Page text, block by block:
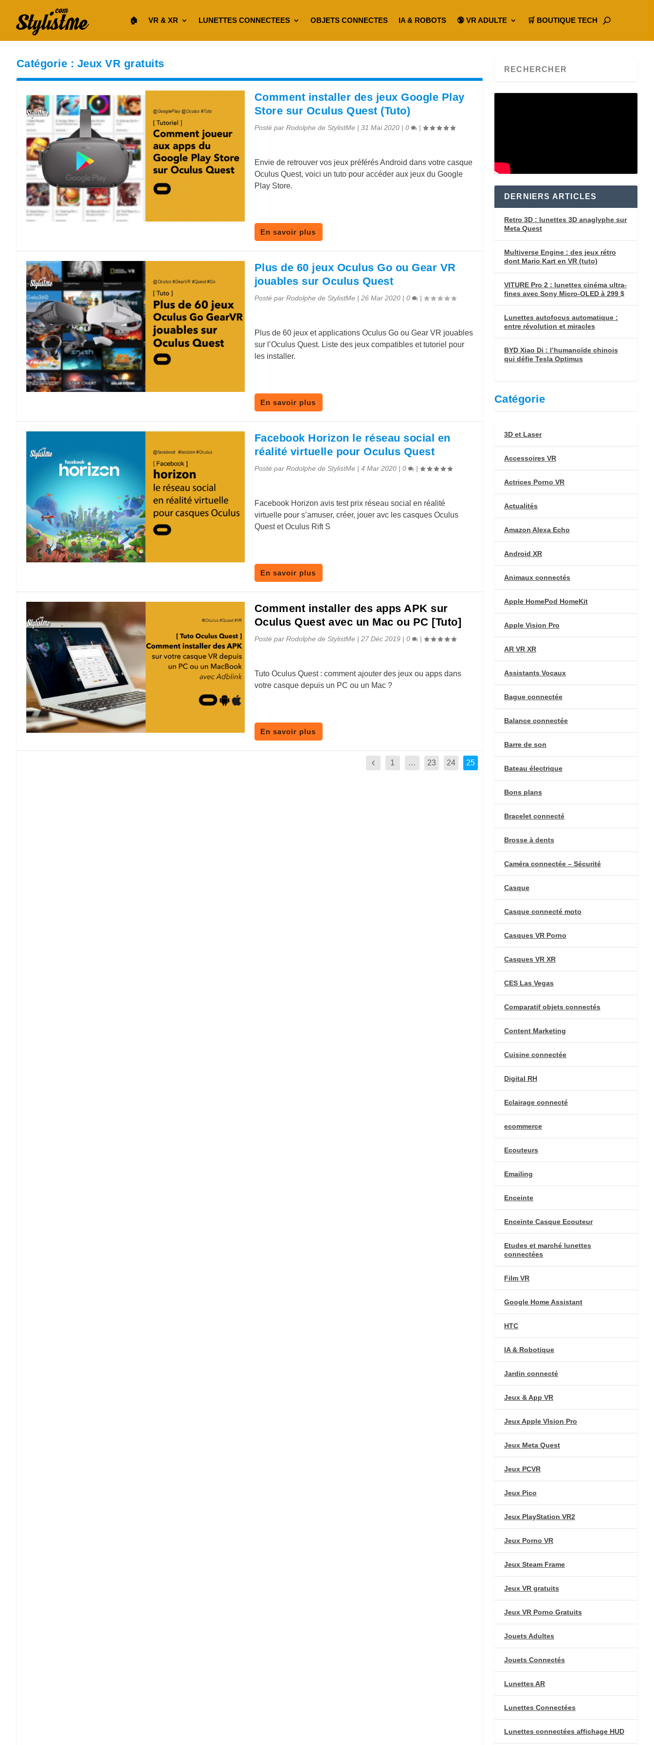
🏠︎ VR & XR LUNETTES CONNECTEES OBJETS CONNECTES IA & ROBOTS 🔞 VR ADULTE 🛒 BOUTIQUE TECH
Catégorie : Jeux VR gratuits
Comment installer des jeux Google Play
Store sur Oculus Quest (Tuto)
Posté par Rodolphe de StylistMe| 31 Mai 2020| 0 |
Envie de retrouver vos jeux préférés Android dans votre casque
Oculus Quest, voici un tuto pour accéder aux jeux du Google
Play Store.
En savoir plus
Plus de 60 jeux Oculus Go ou Gear VR
jouables sur Oculus Quest
Posté par Rodolphe de StylistMe| 26 Mar 2020| 0 |
Plus de 60 jeux et applications Oculus Go ou Gear VR jouables
sur l’Oculus Quest. Liste des jeux compatibles et tutoriel pour
les installer.
En savoir plus
Facebook Horizon le réseau social en
réalité virtuelle pour Oculus Quest
Posté par Rodolphe de StylistMe| 4 Mar 2020| 0 |
Facebook Horizon avis test prix réseau social en réalité
virtuelle pour s’amuser, créer, jouer avc les casques Oculus
Quest et Oculus Rift S
En savoir plus
Comment installer des apps APK sur
Oculus Quest avec un Mac ou PC [Tuto]
Posté par Rodolphe de StylistMe| 27 Déc 2019| 0 |
Tuto Oculus Quest : comment ajouter des jeux ou apps dans
votre casque depuis un PC ou un Mac ?
En savoir plus
1 … 23 24 25
DERNIERS ARTICLES
Retro 3D : lunettes 3D anaglyphe sur
Meta Quest
Multiverse Engine : des jeux rétro
dont Mario Kart en VR (tuto)
VITURE Pro 2 : lunettes cinéma ultra-
fines avec Sony Micro-OLED à 299 $
Lunettes autofocus automatique :
entre révolution et miracles
BYD Xiao Di : l’humanoïde chinois
qui défie Tesla Optimus
Catégorie
3D et Laser
Accessoires VR
Actrices Porno VR
Actualités
Amazon Alexa Echo
Android XR
Animaux connectés
Apple HomePod HomeKit
Apple Vision Pro
AR VR XR
Assistants Vocaux
Bague connectée
Balance connectée
Barre de son
Bateau électrique
Bons plans
Bracelet connecté
Brosse à dents
Caméra connectée – Sécurité
Casque
Casque connecté moto
Casques VR Porno
Casques VR XR
CES Las Vegas
Comparatif objets connectés
Content Marketing
Cuisine connectée
Digital RH
Eclairage connecté
ecommerce
Ecouteurs
Emailing
Enceinte
Enceinte Casque Ecouteur
Etudes et marché lunettes
connectées
Film VR
Google Home Assistant
HTC
IA & Robotique
Jardin connecté
Jeux & App VR
Jeux Apple VIsion Pro
Jeux Meta Quest
Jeux PCVR
Jeux Pico
Jeux PlayStation VR2
Jeux Porno VR
Jeux Steam Frame
Jeux VR gratuits
Jeux VR Porno Gratuits
Jouets Adultes
Jouets Connectés
Lunettes AR
Lunettes Connectées
Lunettes connectées affichage HUD